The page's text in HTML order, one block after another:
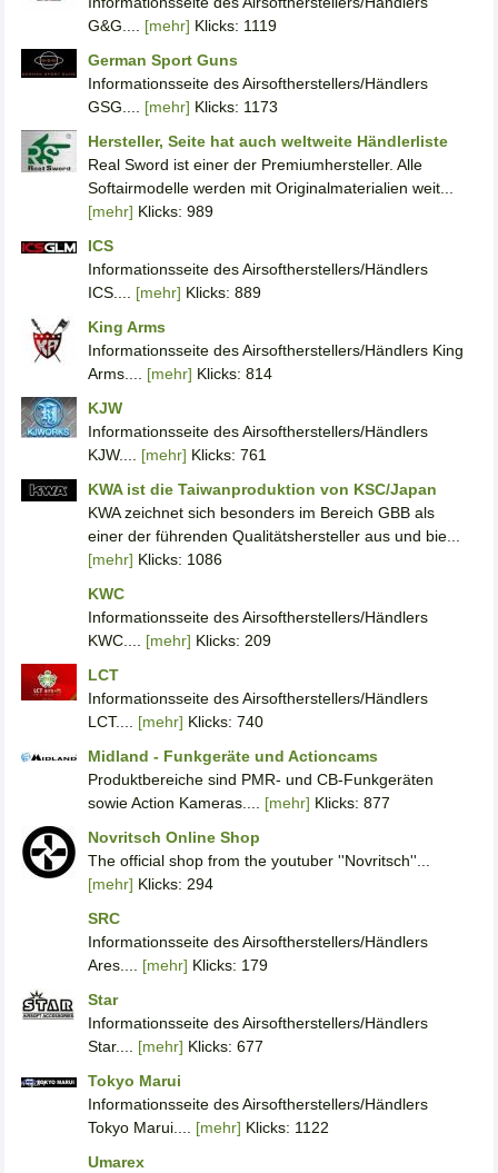
G&G.... [mehr] Klicks: 1119
German Sport Guns
Informationsseite des Airsoftherstellers/Händlers
GSG.... [mehr] Klicks: 1173
Hersteller, Seite hat auch weltweite Händlerliste
Real Sword ist einer der Premiumhersteller. Alle
Softairmodelle werden mit Originalmaterialien weit...
[mehr] Klicks: 989
ICS
Informationsseite des Airsoftherstellers/Händlers
ICS.... [mehr] Klicks: 889
King Arms
Informationsseite des Airsoftherstellers/Händlers King
Arms.... [mehr] Klicks: 814
KJW
Informationsseite des Airsoftherstellers/Händlers
KJW.... [mehr] Klicks: 761
KWA ist die Taiwanproduktion von KSC/Japan
KWA zeichnet sich besonders im Bereich GBB als
einer der führenden Qualitätshersteller aus und bie...
[mehr] Klicks: 1086
KWC
Informationsseite des Airsoftherstellers/Händlers
KWC.... [mehr] Klicks: 209
LCT
Informationsseite des Airsoftherstellers/Händlers
LCT.... [mehr] Klicks: 740
Midland - Funkgeräte und Actioncams
Produktbereiche sind PMR- und CB-Funkgeräten
sowie Action Kameras.... [mehr] Klicks: 877
Novritsch Online Shop
The official shop from the youtuber ''Novritsch''...
[mehr] Klicks: 294
SRC
Informationsseite des Airsoftherstellers/Händlers
Ares.... [mehr] Klicks: 179
Star
Informationsseite des Airsoftherstellers/Händlers
Star.... [mehr] Klicks: 677
Tokyo Marui
Informationsseite des Airsoftherstellers/Händlers
Tokyo Marui.... [mehr] Klicks: 1122
Umarex